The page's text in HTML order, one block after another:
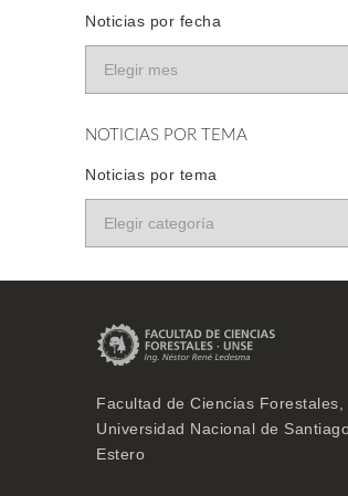
Noticias por fecha
NOTICIAS POR TEMA
Noticias por tema
Facultad de Ciencias Forestales,
Universidad Nacional de
Estero